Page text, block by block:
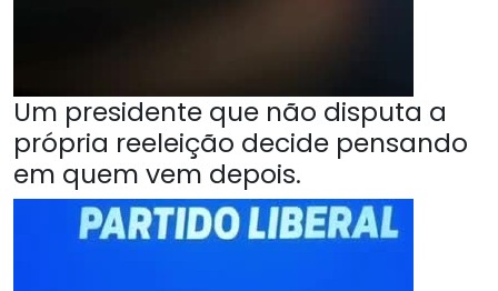
Um presidente que não disputa a
própria reeleição decide pensando
em quem vem depois.